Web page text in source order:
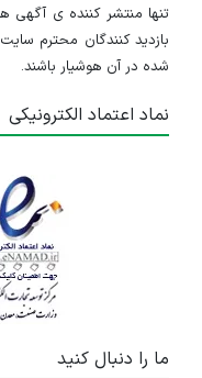
تنها منتشر کننده ی آگهی
بازدید کنندگان محترم
شده در آن هوشیار باشند.
نماد اعتماد الکترونیکی
ما را دنبال کنید